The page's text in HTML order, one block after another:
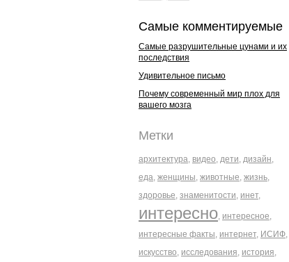
Самые комментируемые
Самые разрушительные цунами и их
последствия
Удивительное письмо
Почему современный мир плох для
вашего мозга
Метки
архитектура, видео, дети, дизайн,
еда, женщины, животные, жизнь,
здоровье, знаменитости, инет,
интересно, интересное,
интересные факты, интернет, ИСИФ,
искусство, исследования, история,